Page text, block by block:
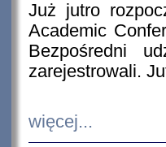
Już jutro
Academic
Bezpośredni
zarejestrowali.
więcej...